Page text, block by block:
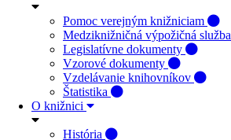
Pomoc verejným knižniciam
Medziknižničná výpožičná služba
Legislatívne dokumenty
Vzorové dokumenty
Vzdelávanie knihovníkov
Štatistika
O knižnici
História